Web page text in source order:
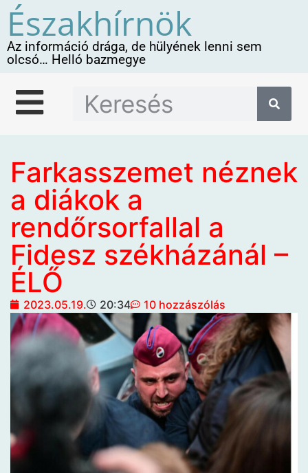
Északhírnök
Az információ drága, de hülyének lenni sem
olcsó… Helló bazmegye
Farkasszemet néznek
a diákok a
rendőrsorfallal a
Fidesz székházánál –
ÉLŐ
2023.05.19. 20:34 10 hozzászólás